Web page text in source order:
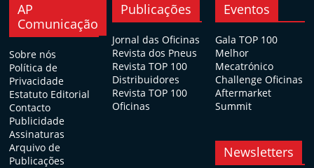
AP
Comunicação
Sobre nós
Política de
Privacidade
Estatuto Editorial
Contacto
Publicidade
Assinaturas
Arquivo de
Publicações
Publicações
Jornal das Oficinas
Revista dos Pneus
Revista TOP 100
Distribuidores
Revista TOP 100
Oficinas
Eventos
Gala TOP 100
Melhor
Mecatrónico
Challenge Oficinas
Aftermarket
Summit
Newsletters